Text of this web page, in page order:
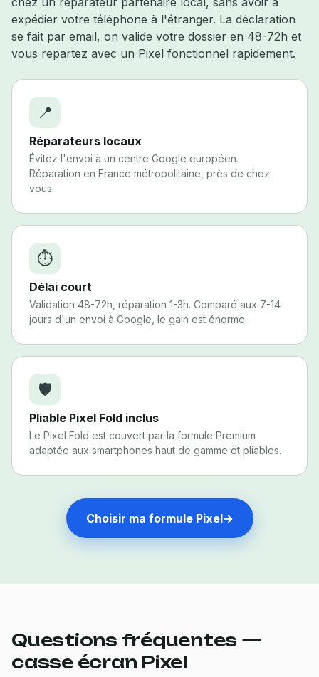
expédier votre téléphone à l'étranger. La déclaration
se fait par email, on valide votre dossier en 48-72h et
vous repartez avec un Pixel fonctionnel rapidement.
📍
Réparateurs locaux
Évitez l'envoi à un centre Google européen.
Réparation en France métropolitaine, près de chez
vous.
⏱️
Délai court
Validation 48-72h, réparation 1-3h. Comparé aux 7-14
jours d'un envoi à Google, le gain est énorme.
🛡️
Pliable Pixel Fold inclus
Le Pixel Fold est couvert par la formule Premium
adaptée aux smartphones haut de gamme et pliables.
Choisir ma formule Pixel→
Questions fréquentes —
casse écran Pixel